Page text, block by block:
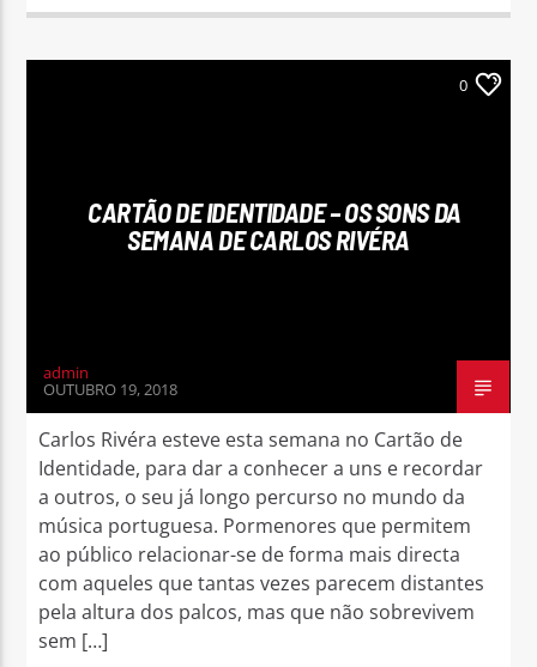
0
CARTÃO DE IDENTIDADE – OS SONS DA
SEMANA DE CARLOS RIVÉRA
admin
OUTUBRO 19, 2018
Carlos Rivéra esteve esta semana no Cartão de
Identidade, para dar a conhecer a uns e recordar
a outros, o seu já longo percurso no mundo da
música portuguesa. Pormenores que permitem
ao público relacionar-se de forma mais directa
com aqueles que tantas vezes parecem distantes
pela altura dos palcos, mas que não sobrevivem
sem […]